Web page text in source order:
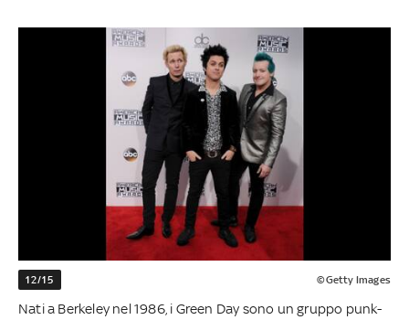
12/15 ©Getty Images
Nati a Berkeley nel 1986, i Green Day sono un gruppo punk-